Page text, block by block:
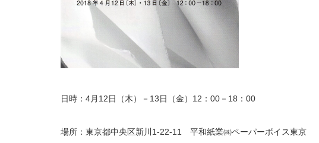
日時：4月12日（木）－13日（金）12：00－18：00
場所：東京都中央区新川1-22-11 平和紙業㈱ペーパーボイス東京